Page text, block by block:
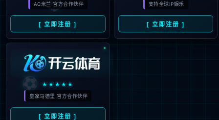
系统登录

